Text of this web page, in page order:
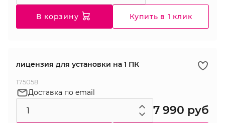
В корзину Купить в 1 клик
лицензия для установки на 1 ПК
175058
Доставка по email
7 990 руб